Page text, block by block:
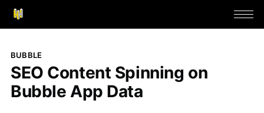
BUBBLE
SEO Content Spinning on
Bubble App Data